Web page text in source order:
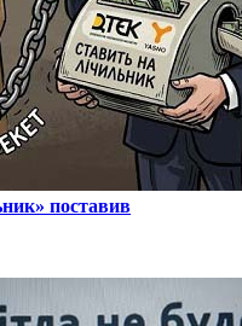
поставив